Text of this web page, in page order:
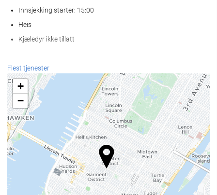
Innsjekking starter: 15:00
Heis
Kjæledyr ikke tillatt
Mat og Drikke
À la carte-restaurant
Bar
Kafé på overnattingsstedet
Resepsjonstjenester
Døgnåpen resepsjon
Bagasjeoppbevaring
Flest tjenester
+
−